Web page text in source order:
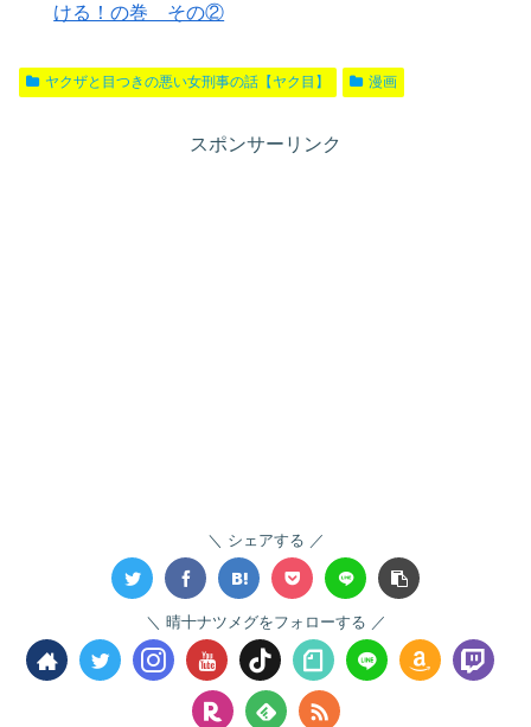
ける！の巻 その②
ヤクザと目つきの悪い女刑事の話【ヤク目】 漫画
スポンサーリンク
シェアする
晴十ナツメグをフォローする